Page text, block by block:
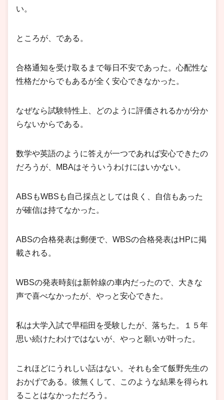
い。
ところが、である。
合格通知を受け取るまで毎日不安であった。心配性な
性格だからでもあるが全く安心できなかった。
なぜなら試験特性上、どのように評価されるかが分か
らないからである。
数学や英語のように答えが一つであれば安心できたの
だろうが、MBAはそういうわけにはいかない。
ABSもWBSも自己採点としては良く、自信もあった
が確信は持てなかった。
ABSの合格発表は郵便で、WBSの合格発表はHPに掲
載される。
WBSの発表時刻は新幹線の車内だったので、大きな
声で喜べなかったが、やっと安心できた。
私は大学入試で早稲田を受験したが、落ちた。１５年
思い続けたわけではないが、やっと願いが叶った。
これほどにうれしい話はない。それも全て飯野先生の
おかげである。彼無くして、このような結果を得られ
ることはなかっただろう。